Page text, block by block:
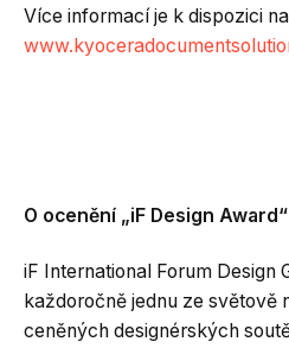
Více informací je k dispozici na
O ocenění „iF Design Award“
iF International Forum Design
každoročně jednu ze světově
ceněných designérských